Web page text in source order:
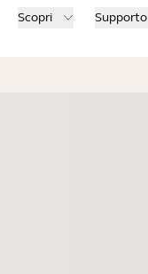
Scopri Supporto